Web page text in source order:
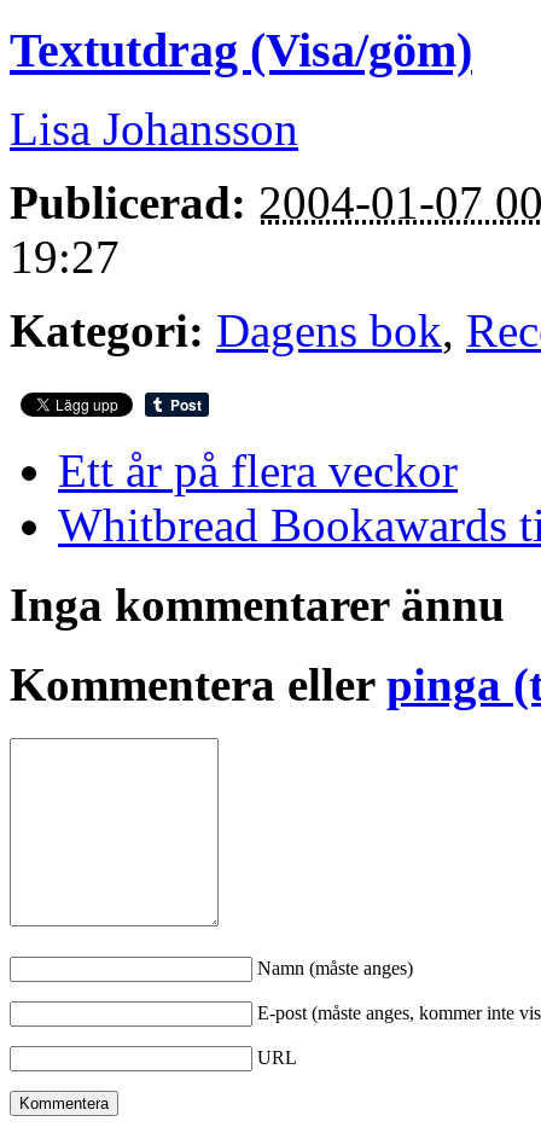
Textutdrag (Visa/göm)
Lisa Johansson
Publicerad: 2004-01-07
19:27
Kategori: Dagens bok,
Ett år på flera veckor
Whitbread Bookawards
Inga kommentarer ännu
Kommentera eller pinga
Namn (måste anges)
E-post (måste anges, kommer inte
URL